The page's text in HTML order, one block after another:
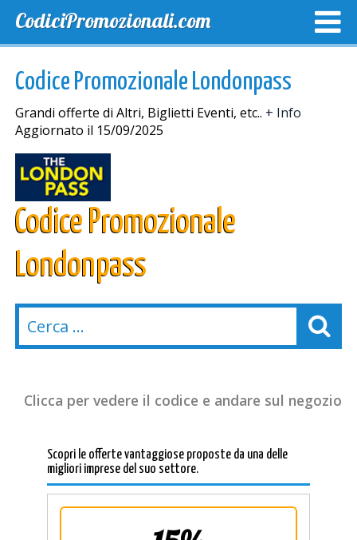
CodiciPromozionali.com
Codice Promozionale Londonpass
Grandi offerte di Altri, Biglietti Eventi, etc.. + Info
Aggiornato il 15/09/2025
Codice Promozionale
Londonpass
Clicca per vedere il codice e andare sul negozio
Scopri le offerte vantaggiose proposte da una delle
migliori imprese del suo settore.